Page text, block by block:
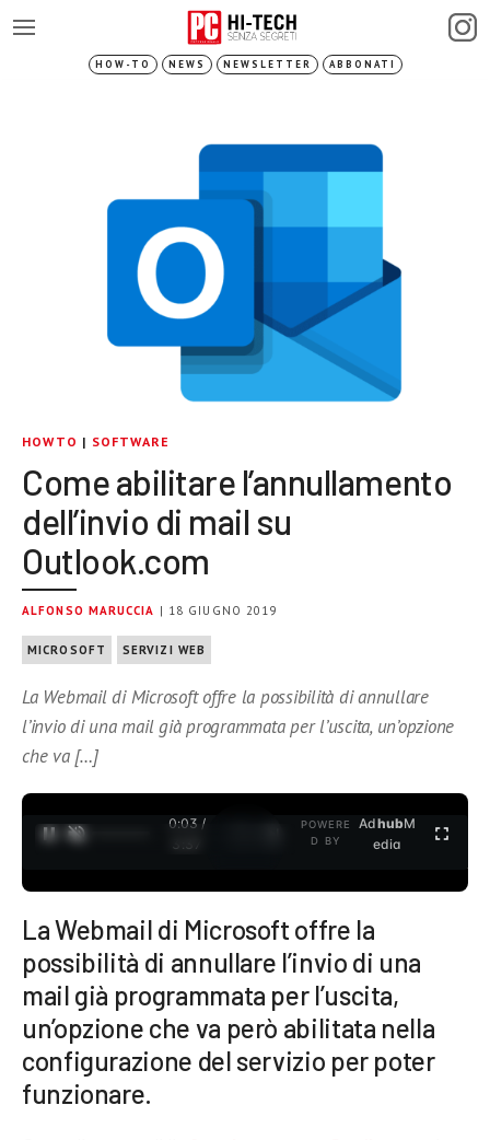
HOW-TO NEWS NEWSLETTER ABBONATI
HOWTO | SOFTWARE
Come abilitare l’annullamento
dell’invio di mail su
Outlook.com
ALFONSO MARUCCIA | 18 GIUGNO 2019
MICROSOFT SERVIZI WEB
La Webmail di Microsoft offre la possibilità di annullare
l’invio di una mail già programmata per l’uscita, un’opzione
che va […]
0:04 /
3:37
POWERE
D BY
AdhubM
edia
La Webmail di Microsoft offre la
possibilità di annullare l’invio di una
mail già programmata per l’uscita,
un’opzione che va però abilitata nella
configurazione del servizio per poter
funzionare.